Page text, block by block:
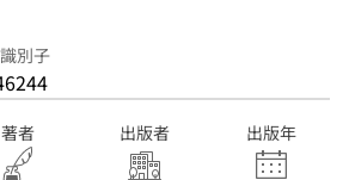
別子
著者 出版者 出版年